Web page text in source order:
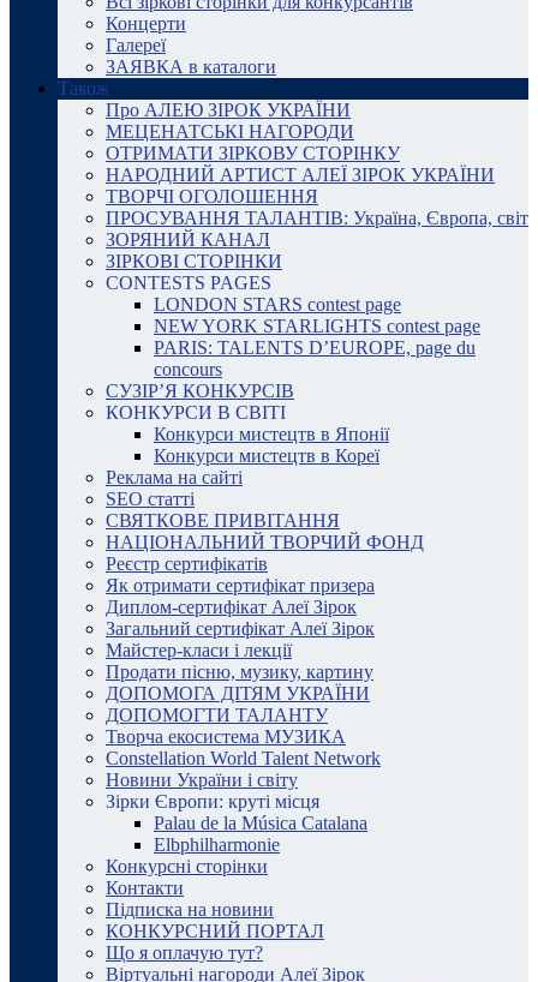
Концерти
Галереї
ЗАЯВКА в каталоги
Також
Про АЛЕЮ ЗІРОК УКРАЇНИ
МЕЦЕНАТСЬКІ НАГОРОДИ
ОТРИМАТИ ЗІРКОВУ СТОРІНКУ
НАРОДНИЙ АРТИСТ АЛЕЇ ЗІРОК УКРАЇНИ
ТВОРЧІ ОГОЛОШЕННЯ
ПРОСУВАННЯ ТАЛАНТІВ: Україна, Європа, світ
ЗОРЯНИЙ КАНАЛ
ЗІРКОВІ СТОРІНКИ
CONTESTS PAGES
LONDON STARS contest page
NEW YORK STARLIGHTS contest page
PARIS: TALENTS D’EUROPE, page du
concours
СУЗІР’Я КОНКУРСІВ
КОНКУРСИ В СВІТІ
Конкурси мистецтв в Японії
Конкурси мистецтв в Кореї
Реклама на сайті
SEO статті
СВЯТКОВЕ ПРИВІТАННЯ
НАЦІОНАЛЬНИЙ ТВОРЧИЙ ФОНД
Реєстр сертифікатів
Як отримати сертифікат призера
Диплом-сертифікат Алеї Зірок
Загальний сертифікат Алеї Зірок
Майстер-класи і лекції
Продати пісню, музику, картину
ДОПОМОГА ДІТЯМ УКРАЇНИ
ДОПОМОГТИ ТАЛАНТУ
Творча екосистема МУЗИКА
Constellation World Talent Network
Новини України і світу
Зірки Європи: круті місця
Palau de la Música Catalana
Elbphilharmonie
Конкурсні сторінки
Контакти
Підписка на новини
КОНКУРСНИЙ ПОРТАЛ
Що я оплачую тут?
Віртуальні нагороди Алеї Зірок